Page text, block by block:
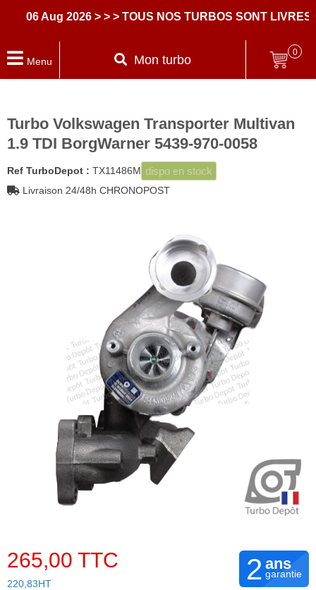
Aug 2026 > > > TOUS NOS TURBOS SONT LIVRES
Menu Mon turbo
0
Turbo Volkswagen Transporter Multivan
1.9 TDI BorgWarner 5439-970-0058
Ref TurboDepot : TX11486M dispo en stock
Livraison 24/48h CHRONOPOST
265,00 TTC
220,83HT 2 ans
garantie